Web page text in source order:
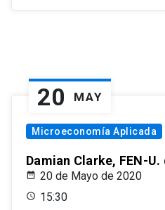
20 MAY
Microeconomía Aplicada
Damian Clarke, FEN-U.
20 de Mayo de 2020
15:30